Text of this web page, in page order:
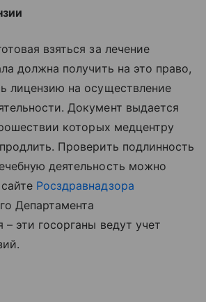
взяться за лечение
должна получить на это право,
лицензию на осуществление
Документ выдается
которых медцентру
Проверить подлинность
деятельность можно
Росздравнадзора
Департамента
– эти госорганы ведут учет